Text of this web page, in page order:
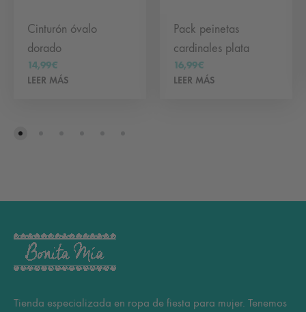
Cinturón óvalo
dorado
14,99€
LEER MÁS
Pack peinetas
cardinales plata
16,99€
LEER MÁS
Tienda especializada en ropa de fiesta para mujer. Tenemos